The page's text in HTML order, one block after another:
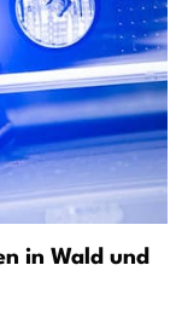
in Wald und